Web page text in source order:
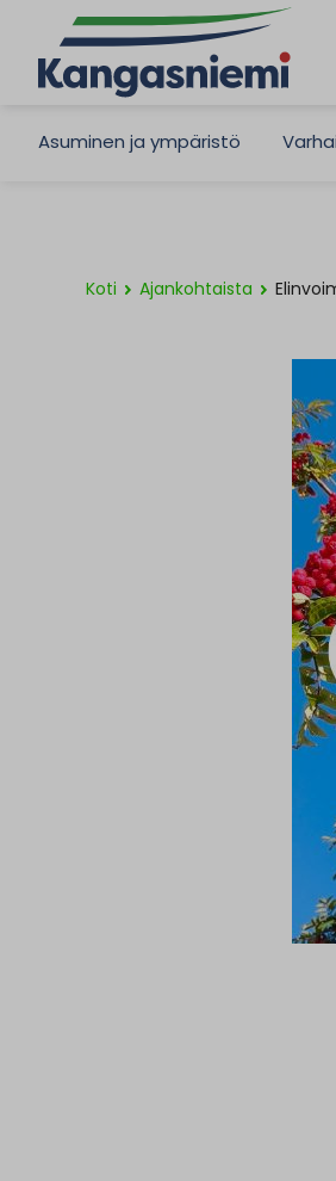
Asuminen ja ympäristö
Koti Ajankohtaista